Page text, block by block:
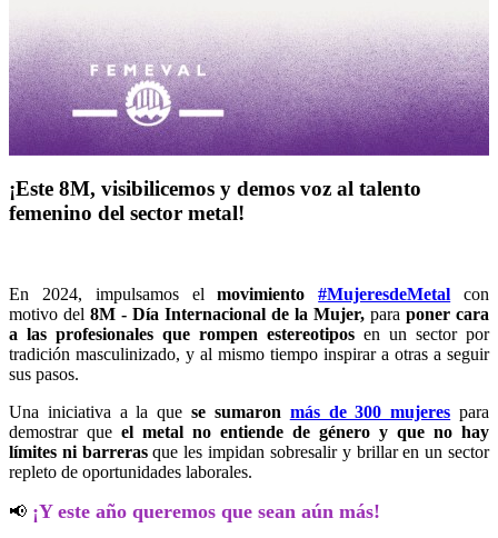
¡Este 8M, visibilicemos y demos voz al talento
femenino del sector metal!
En 2024, impulsamos elmovimiento#MujeresdeMetal
con
motivo del 8M - Día Internacional de la Mujer, para poner cara
a las profesionales que rompen estereotipos en un sector por
tradición masculinizado, y al mismo tiempo inspirar a otras a seguir
sus pasos.
Una iniciativa a la quese sumaron más de 300 mujeres para
demostrar que el metal no entiende de género y que no hay
límites ni barrerasque les impidan sobresalir y brillar en un sector
repleto de oportunidades laborales.
📢 ¡Y este año queremos que sean aún más!